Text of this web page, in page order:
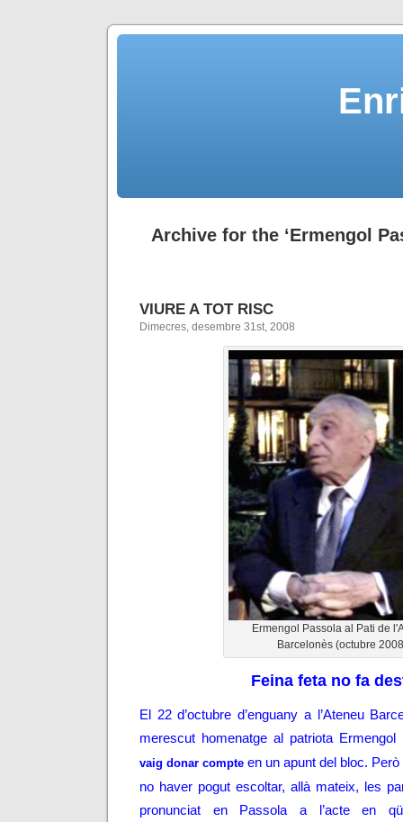
Archive for the ‘Ermengol
VIURE A TOT RISC
Dimecres, desembre 31st, 2008
Ermengol Passola al Pati de
Barcelonès (octubre
Feina feta no fa
El 22 d’octubre d’enguany a l’Ateneu
merescut homenatge al patriota
vaig donar compte en un apunt del bloc.
no haver pogut escoltar, allà mateix, les
pronunciat en Passola a l’acte en